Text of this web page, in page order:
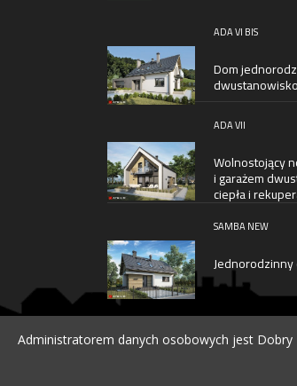
ADA VI BIS
Dom
ADA VII
Wolnostojący
i garażem
ciepła i
SAMBA NEW
Administratorem danych osobowych jest